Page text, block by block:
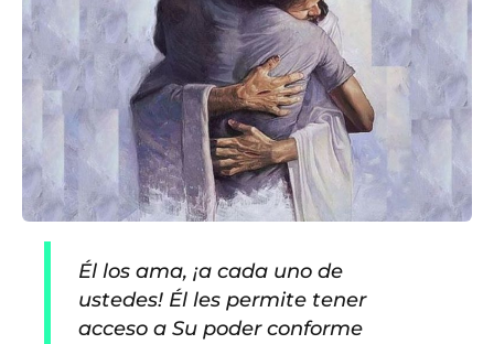
Él los ama, ¡a cada uno de
ustedes! Él les permite tener
acceso a Su poder conforme